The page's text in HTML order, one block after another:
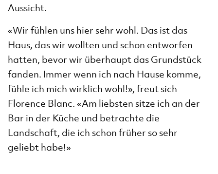
Aussicht.
«Wir fühlen uns hier sehr wohl. Das ist das
Haus, das wir wollten und schon entworfen
hatten, bevor wir überhaupt das Grundstück
fanden. Immer wenn ich nach Hause komme,
fühle ich mich wirklich wohl!», freut sich
Florence Blanc. «Am liebsten sitze ich an der
Bar in der Küche und betrachte die
Landschaft, die ich schon früher so sehr
geliebt habe!»